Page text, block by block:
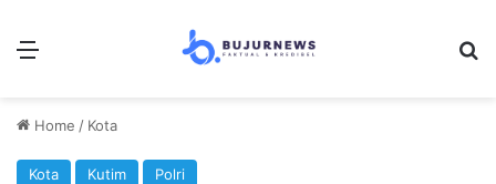
Menu
Home / Kota
Kota Kutim Polri